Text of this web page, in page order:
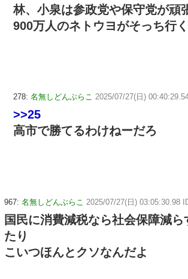
林、小泉は参政党や保守党が頑
900万人のネトウヨがそっち行
278: 名無しどんぶらこ 2025/07/27(日)
>>25
高市で勝てるわけねーだろ
967: 名無しどんぶらこ 2025/07/27(日) 03:05:30.98
国民に消費減税なら社会保障減ら
たり
こいつほんとクソなんだよ